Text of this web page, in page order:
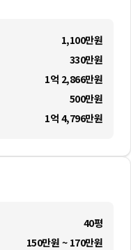
1,100만원
330만원
1억 2,866만원
500만원
1억 4,796만원
40평
150만원 ~ 170만원